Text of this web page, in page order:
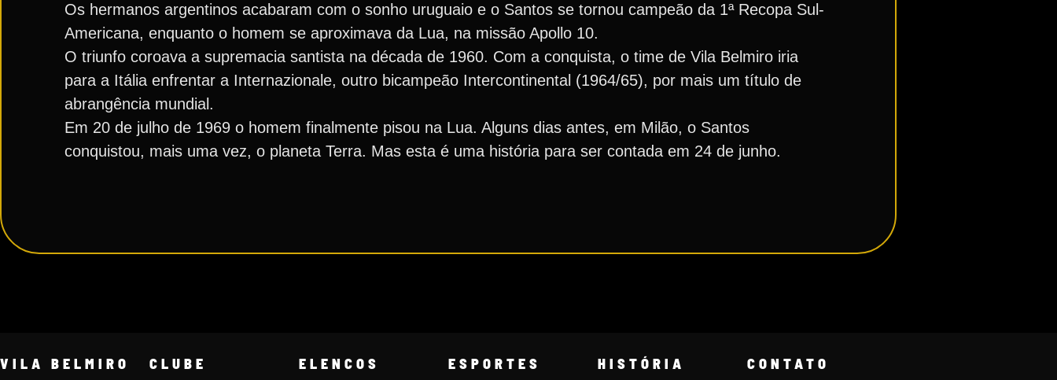
Os hermanos argentinos acabaram com o sonho uruguaio e o Santos se tornou campeão da 1ª Recopa Sul-
Americana, enquanto o homem se aproximava da Lua, na missão Apollo 10.
O triunfo coroava a supremacia santista na década de 1960. Com a conquista, o time de Vila Belmiro iria
para a Itália enfrentar a Internazionale, outro bicampeão Intercontinental (1964/65), por mais um título de
abrangência mundial.
Em 20 de julho de 1969 o homem finalmente pisou na Lua. Alguns dias antes, em Milão, o Santos
conquistou, mais uma vez, o planeta Terra. Mas esta é uma história para ser contada em 24 de junho.
VILA BELMIRO CLUBE ELENCOS ESPORTES HISTÓRIA CONTATO